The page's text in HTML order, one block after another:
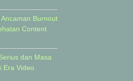
Burnout
Content
dan Masa
Era Video